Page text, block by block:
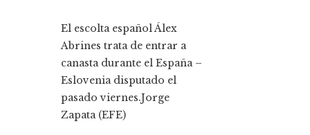
El escolta español Álex
Abrines trata de entrar a
canasta durante el España –
Eslovenia disputado el
pasado viernes.Jorge
Zapata (EFE)